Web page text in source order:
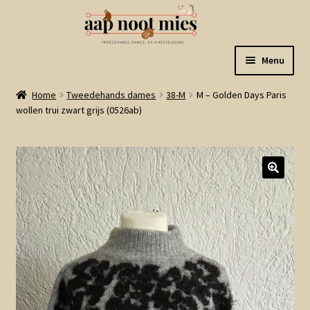
naar
navigatie
de
inhoud
Menu
Welkom
Winkel
Mijn account
Winkelmand
Linkjes
Home Tweedehands dames 38-M
M – Golden Days Paris
wollen trui zwart grijs (0526ab)